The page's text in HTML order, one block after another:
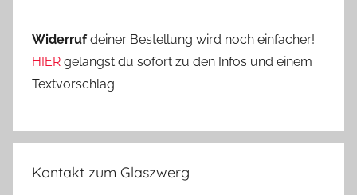
Widerrufdeiner Bestellung wird noch einfacher!
HIER gelangst du sofort zu den Infos und einem
Textvorschlag.
Kontakt zum Glaszwerg